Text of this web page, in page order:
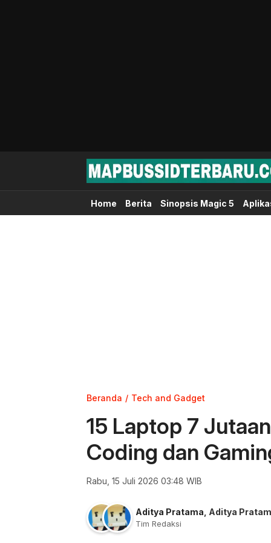
Map Bussid Terbaru
MapBussidTerbaru.com | Pusat
Home Berita Sinopsis Magic 5
Beranda Tech and Gadget
15 Laptop 7
Coding dan
Rabu, 15 Juli 2026 03:48 WIB
Aditya Pratama Aditya
Tim Redaksi